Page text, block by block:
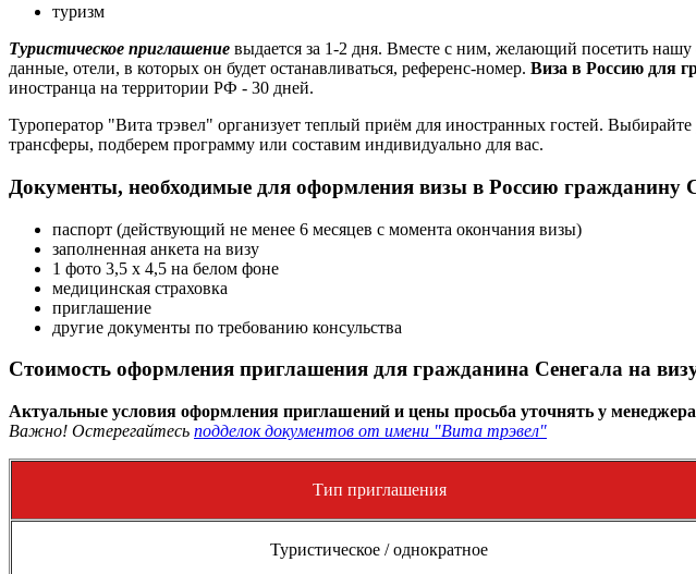
туризм
Туристическое приглашение выдается за 1-2 дня. Вместе с ним, желающий посетить нашу
данные, отели, в которых он будет останавливаться, референс-номер. Виза в Россию для
иностранца на территории РФ - 30 дней.
Туроператор "Вита трэвел" организует теплый приём для иностранных гостей. Выбирайте
трансферы, подберем программу или составим индивидуально для вас.
Документы, необходимые для оформления визы в Россию гражданину
паспорт (действующий не менее 6 месяцев с момента окончания визы)
заполненная анкета на визу
1 фото 3,5 х 4,5 на белом фоне
медицинская страховка
приглашение
другие документы по требованию консульства
Стоимость оформления приглашения для гражданина Сенегала на
Актуальные условия оформления приглашений и цены просьба уточнять у
Важно! Остерегайтесь подделок документов от имени "Вита трэвел"
Тип приглашения
Туристическое / однократное